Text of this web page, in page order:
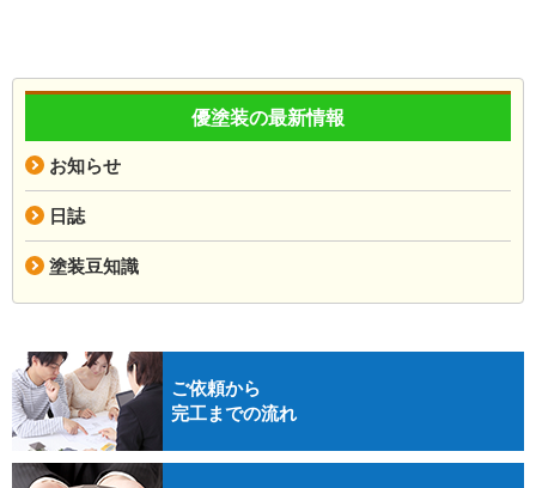
優塗装の最新情報
お知らせ
日誌
塗装豆知識
ご依頼から
完工までの流れ